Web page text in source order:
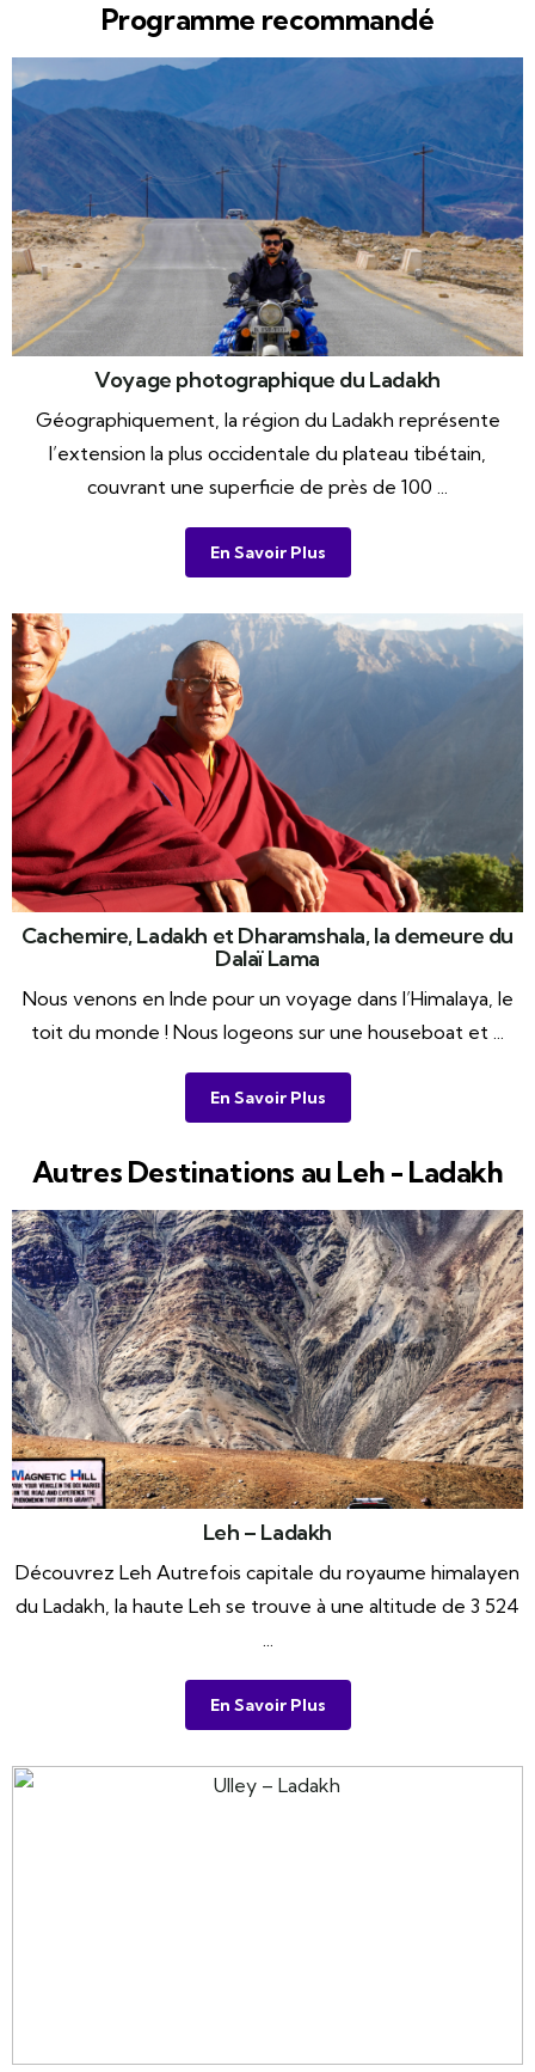
Programme recommandé
Voyage photographique du Ladakh
Géographiquement, la région du Ladakh représente
l’extension la plus occidentale du plateau tibétain,
couvrant une superficie de près de 100 ...
En Savoir Plus
Cachemire, Ladakh et Dharamshala, la demeure du
Dalaï Lama
Nous venons en Inde pour un voyage dans l’Himalaya, le
toit du monde ! Nous logeons sur une houseboat et ...
En Savoir Plus
Autres Destinations au Leh - Ladakh
Leh – Ladakh
Découvrez Leh Autrefois capitale du royaume himalayen
du Ladakh, la haute Leh se trouve à une altitude de 3 524
...
En Savoir Plus